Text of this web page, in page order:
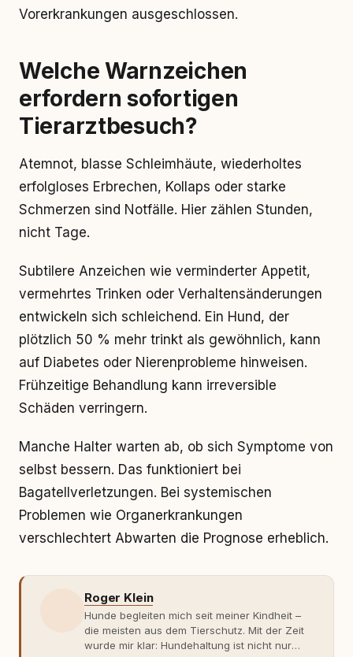
Vorerkrankungen ausgeschlossen.
Welche Warnzeichen
erfordern sofortigen
Tierarztbesuch?
Atemnot, blasse Schleimhäute, wiederholtes
erfolgloses Erbrechen, Kollaps oder starke
Schmerzen sind Notfälle. Hier zählen Stunden,
nicht Tage.
Subtilere Anzeichen wie verminderter Appetit,
vermehrtes Trinken oder Verhaltensänderungen
entwickeln sich schleichend. Ein Hund, der
plötzlich 50 % mehr trinkt als gewöhnlich, kann
auf Diabetes oder Nierenprobleme hinweisen.
Frühzeitige Behandlung kann irreversible
Schäden verringern.
Manche Halter warten ab, ob sich Symptome von
selbst bessern. Das funktioniert bei
Bagatellverletzungen. Bei systemischen
Problemen wie Organerkrankungen
verschlechtert Abwarten die Prognose erheblich.
Roger Klein
Hunde begleiten mich seit meiner Kindheit –
die meisten aus dem Tierschutz. Mit der Zeit
wurde mir klar: Hundehaltung ist nicht nur